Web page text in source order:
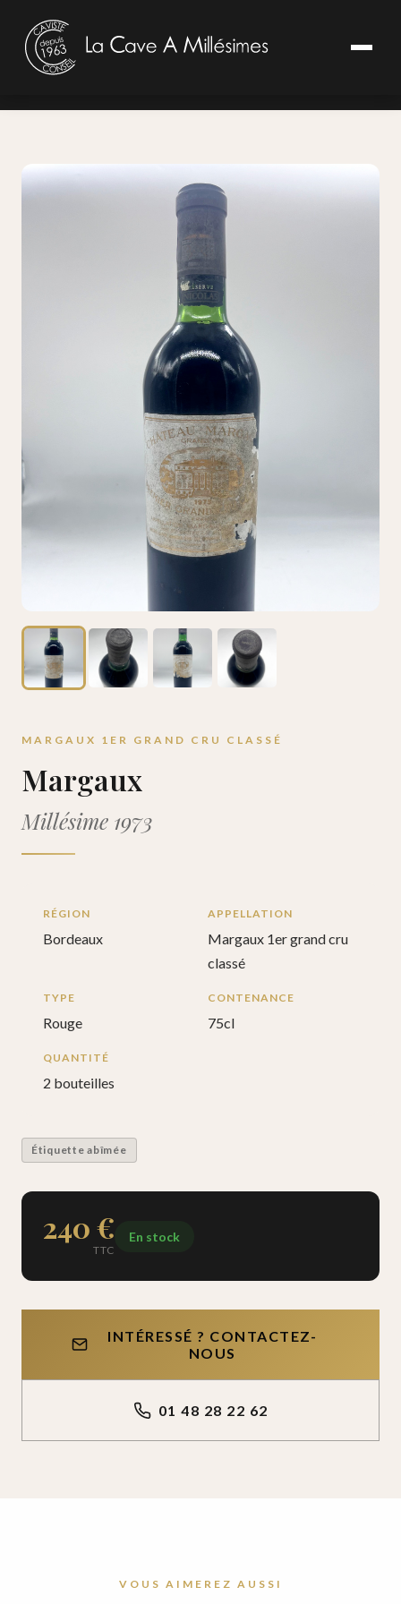
MARGAUX 1ER GRAND CRU CLASSÉ
Margaux
Millésime 1973
RÉGION
Bordeaux
APPELLATION
Margaux 1er grand cru
classé
TYPE
Rouge
CONTENANCE
75cl
QUANTITÉ
2 bouteilles
Étiquette abîmée
240 €
TTC
En stock
INTÉRESSÉ ? CONTACTEZ-
NOUS
01 48 28 22 62
VOUS AIMEREZ AUSSI